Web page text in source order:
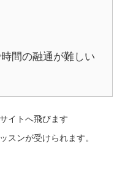
間の融通が難しい
イトへ飛びます
スンが受けられます。